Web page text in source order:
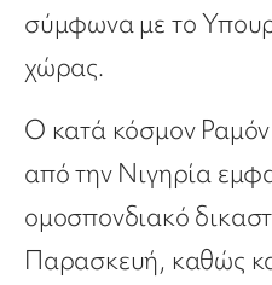
σύμφωνα με το
χώρας.
Ο κατά κόσμον
από την Νιγηρία
ομοσπονδιακό
Παρασκευή, καθώς